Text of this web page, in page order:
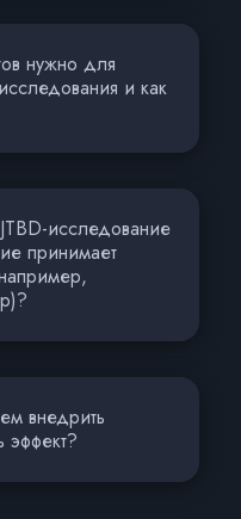
нужно для
и как
исследование
принимает
внедрить
эффект?